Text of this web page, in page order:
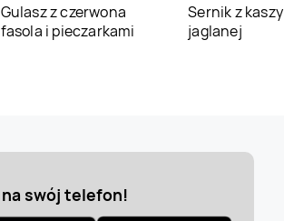
Gulasz z czerwona
fasola i pieczarkami
Sernik z kaszy
jaglanej
swój telefon!